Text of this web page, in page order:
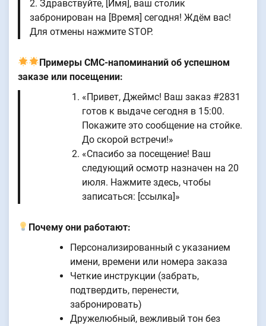
2. Здравствуйте, [Имя], ваш столик
забронирован на [Время] сегодня! Ждём вас!
Для отмены нажмите STOP.
Примеры СМС-напоминаний об успешном
заказе или посещении:
«Привет, Джеймс! Ваш заказ #2831
готов к выдаче сегодня в 15:00.
Покажите это сообщение на стойке.
До скорой встречи!»
«Спасибо за посещение! Ваш
следующий осмотр назначен на 20
июля. Нажмите здесь, чтобы
записаться: [ссылка]»
Почему они работают:
Персонализированный с указанием
имени, времени или номера заказа
Четкие инструкции (забрать,
подтвердить, перенести,
забронировать)
Дружелюбный, вежливый тон без